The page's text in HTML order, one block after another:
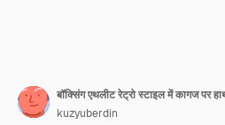
kuzyuberdin